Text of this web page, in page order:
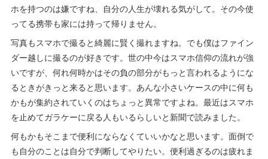
ホを持つのは嫌ですね、自分の人生が壊れる気がして。その今使
ってる携帯も家には持って帰りません。
写真もスマホで撮ると綺麗に賢く撮れますね。でも僕はファイン
ダー越しに撮るのが好きです。世の中今はスマホ信仰の流れが強
いですが、何れ何時かはその負の部分がもっと言われるようにな
るときがきっと来ると思います。あんな小さいケースの中に何も
かもが集約されていくのはちょっと異常ですよね。最近はスマホ
を止めてガラケーに戻る人もいるらしいと新聞で読みました。
何もかもそこまで便利にならなくていいかなと思います。面倒で
も自分のことは自分で判断してやりたい。便利過ぎるのは疲れま